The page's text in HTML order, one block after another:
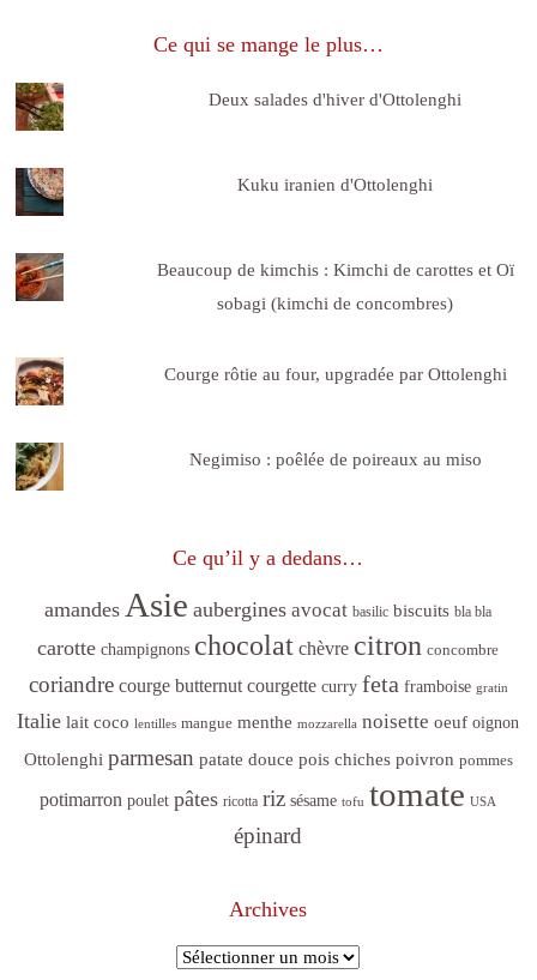
Ce qui se mange le plus…
Deux salades d'hiver d'Ottolenghi
Kuku iranien d'Ottolenghi
Beaucoup de kimchis : Kimchi de carottes et Oï
sobagi (kimchi de concombres)
Courge rôtie au four, upgradée par Ottolenghi
Negimiso : poêlée de poireaux au miso
Ce qu’il y a dedans…
amandes Asie aubergines avocat basilic biscuits bla bla
carotte champignons chocolat chèvre citron concombre
coriandre courge butternut courgette curry feta framboise gratin
Italie lait coco lentilles mangue menthe mozzarella noisette oeuf oignon
Ottolenghi parmesan patate douce pois chiches poivron pommes
potimarron poulet pâtes ricotta riz sésame tofu tomate USA
épinard
Archives
Archives